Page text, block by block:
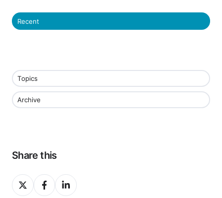
Recent
Topics
Archive
Share this
Share
on
Share
on
Share
on